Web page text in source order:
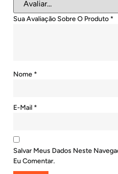
Sua Avaliação Sobre O Produto *
Nome *
E-Mail *
Salvar Meus Dados Neste
Eu Comentar.